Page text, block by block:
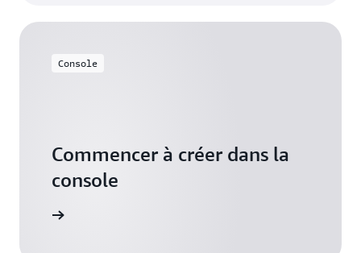
Console
Commencer à créer dans la
console